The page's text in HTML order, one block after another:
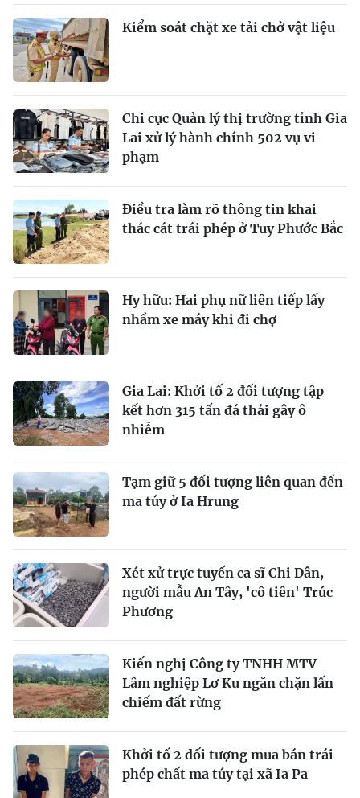
Kiểm soát chặt xe tải chở vật liệu
Chi cục Quản lý thị trường tỉnh Gia
Lai xử lý hành chính 502 vụ vi
phạm
Điều tra làm rõ thông tin khai
thác cát trái phép ở Tuy Phước Bắc
Hy hữu: Hai phụ nữ liên tiếp lấy
nhầm xe máy khi đi chợ
Gia Lai: Khởi tố 2 đối tượng tập
kết hơn 315 tấn đá thải gây ô
nhiễm
Tạm giữ 5 đối tượng liên quan đến
ma túy ở Ia Hrung
Xét xử trực tuyến ca sĩ Chi Dân,
người mẫu An Tây, 'cô tiên' Trúc
Phương
Kiến nghị Công ty TNHH MTV
Lâm nghiệp Lơ Ku ngăn chặn lấn
chiếm đất rừng
Khởi tố 2 đối tượng mua bán trái
phép chất ma túy tại xã Ia Pa